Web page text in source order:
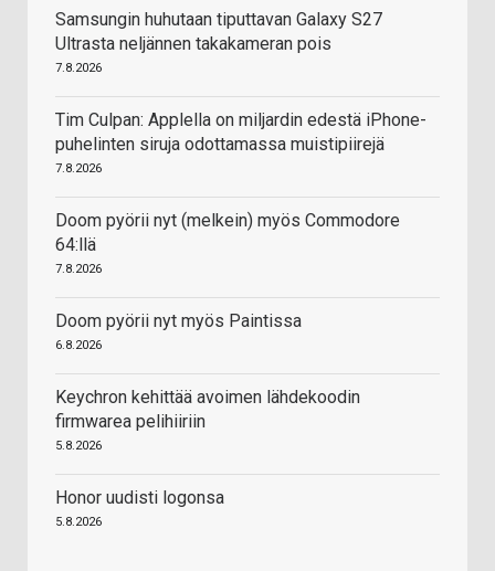
Samsungin huhutaan tiputtavan Galaxy S27
Ultrasta neljännen takakameran pois
7.8.2026
Tim Culpan: Applella on miljardin edestä iPhone-
puhelinten siruja odottamassa muistipiirejä
7.8.2026
Doom pyörii nyt (melkein) myös Commodore
64:llä
7.8.2026
Doom pyörii nyt myös Paintissa
6.8.2026
Keychron kehittää avoimen lähdekoodin
firmwarea pelihiiriin
5.8.2026
Honor uudisti logonsa
5.8.2026